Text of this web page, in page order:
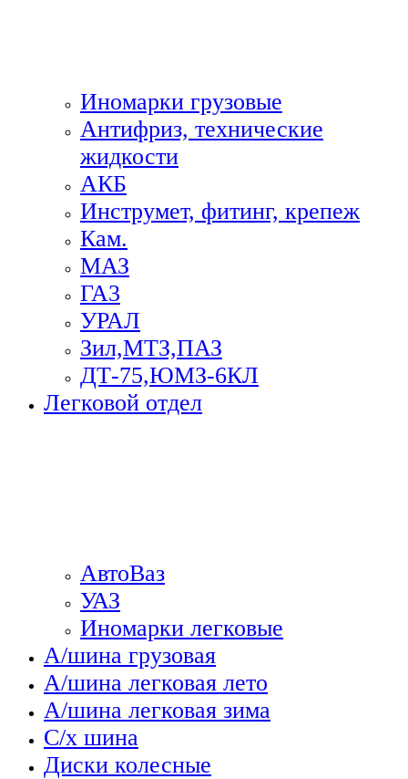
Иномарки грузовые
Антифриз, технические
жидкости
АКБ
Инструмет, фитинг, крепеж
Кам.
МАЗ
ГА3
УРАЛ
Зил,МТЗ,ПАЗ
ДТ-75,ЮМЗ-6КЛ
Легковой отдел
АвтоВаз
УАЗ
Иномарки легковые
А/шина грузовая
А/шина легковая лето
А/шина легковая зима
С/х шина
Диски колесные